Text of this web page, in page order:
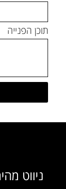
תוכן הפנייה
ניווט